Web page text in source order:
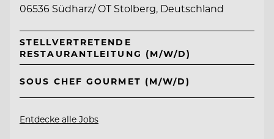
06536 Südharz/ OT Stolberg, Deutschland
STELLVERTRETENDE
RESTAURANTLEITUNG (M/W/D)
SOUS CHEF GOURMET (M/W/D)
Entdecke alle Jobs